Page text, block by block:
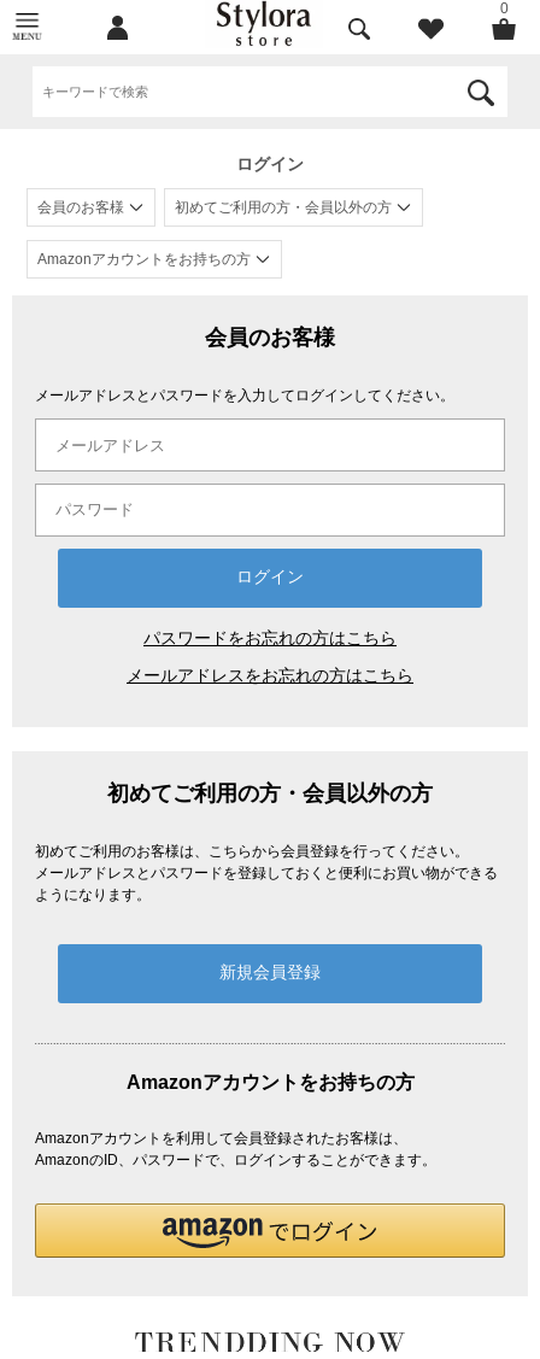
0
ログイン
会員のお客様 初めてご利用の方・会員以外の方
Amazonアカウントをお持ちの方
会員のお客様
メールアドレスとパスワードを入力してログインしてください。
パスワードをお忘れの方はこちら
メールアドレスをお忘れの方はこちら
初めてご利用の方・会員以外の方
初めてご利用のお客様は、こちらから会員登録を行ってください。
メールアドレスとパスワードを登録しておくと便利にお買い物ができる
ようになります。
Amazonアカウントをお持ちの方
Amazonアカウントを利用して会員登録されたお客様は、
AmazonのID、パスワードで、ログインすることができます。